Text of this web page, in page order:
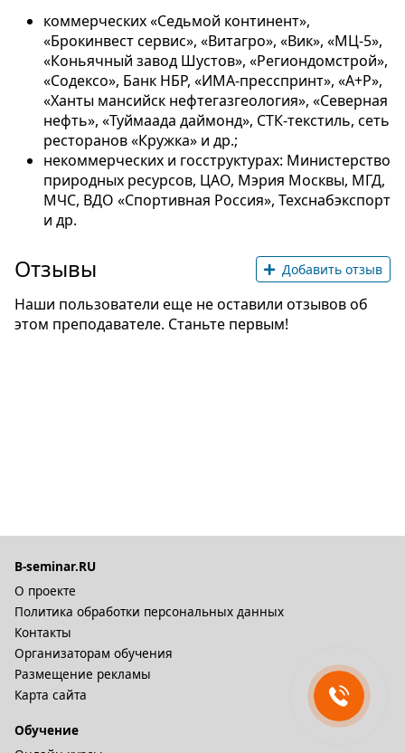
коммерческих «Седьмой континент»,
«Брокинвест сервис», «Витагро», «Вик», «МЦ-5»,
«Коньячный завод Шустов», «Региондомстрой»,
«Содексо», Банк НБР, «ИМА-пресспринт», «А+Р»,
«Ханты мансийск нефтегазгеология», «Северная
нефть», «Туймаада даймонд», СТК-текстиль, сеть
ресторанов «Кружка» и др.;
некоммерческих и госструктурах: Министерство
природных ресурсов, ЦАО, Мэрия Москвы, МГД,
МЧС, ВДО «Спортивная Россия», Техснабэкспорт
и др.
Отзывы Добавить отзыв
Наши пользователи еще не оставили отзывов об
этом преподавателе. Станьте первым!
B-seminar.RU
О проекте
Политика обработки персональных данных
Контакты
Организаторам обучения
Размещение рекламы
Карта сайта
Обучение